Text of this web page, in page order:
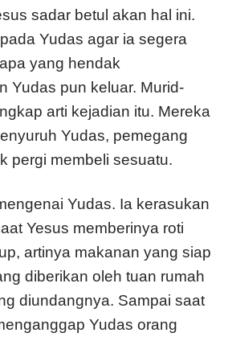
sadar betul akan hal ini.
Yudas agar ia segera
yang hendak
Yudas pun keluar. Murid-
arti kejadian itu. Mereka
Yudas, pemegang
pergi membeli sesuatu.
Yudas. Ia kerasukan
Yesus memberinya roti
artinya makanan yang siap
diberikan oleh tuan rumah
diundangnya. Sampai saat
Yudas orang